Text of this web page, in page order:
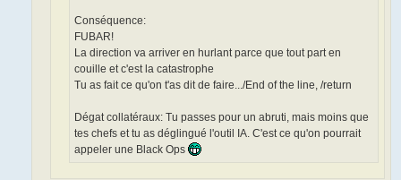
Conséquence:
FUBAR!
La direction va arriver en hurlant parce que tout part en
couille et c'est la catastrophe
Tu as fait ce qu'on t'as dit de faire.../End of the line, /return
Dégat collatéraux: Tu passes pour un abruti, mais moins que
tes chefs et tu as déglingué l'outil IA. C'est ce qu'on pourrait
appeler une Black Ops